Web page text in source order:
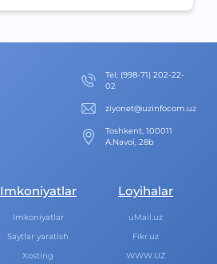
Теl: (998-71) 202-22-
02
ziyonet@uzinfocom.uz
Toshkent, 100011
A.Navoi, 28b
Imkoniyatlar
Imkoniyatlar
Saytlar yaratish
Xosting
Loyihalar
uMail.uz
Fikr.uz
WWW.UZ